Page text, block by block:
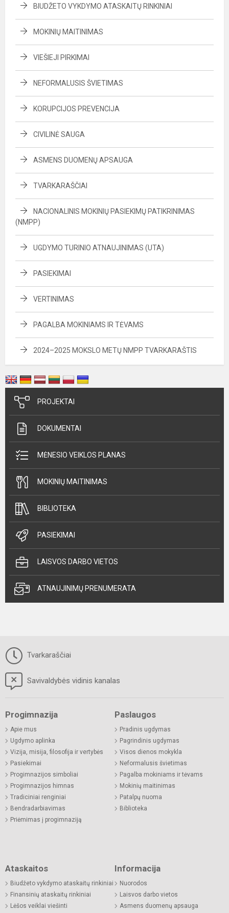
BIUDŽETO VYKDYMO ATASKAITŲ RINKINIAI
MOKINIŲ MAITINIMAS
VIEŠIEJI PIRKIMAI
NEFORMALUSIS ŠVIETIMAS
KORUPCIJOS PREVENCIJA
CIVILINĖ SAUGA
ASMENS DUOMENŲ APSAUGA
TVARKARAŠČIAI
NACIONALINIS MOKINIŲ PASIEKIMŲ PATIKRINIMAS
(NMPP)
UGDYMO TURINIO ATNAUJINIMAS (UTA)
PASIEKIMAI
VERTINIMAS
PAGALBA MOKINIAMS IR TĖVAMS
2024–2025 MOKSLO METŲ NMPP TVARKARAŠTIS
PROJEKTAI
DOKUMENTAI
MĖNESIO VEIKLOS PLANAS
MOKINIŲ MAITINIMAS
BIBLIOTEKA
PASIEKIMAI
LAISVOS DARBO VIETOS
ATNAUJINIMŲ PRENUMERATA
Tvarkaraščiai
Savivaldybės vidinis kanalas
Progimnazija
Apie mus
Ugdymo aplinka
Vizija, misija, filosofija ir vertybės
Pasiekimai
Progimnazijos simboliai
Progimnazijos himnas
Tradiciniai renginiai
Bendradarbiavimas
Priėmimas į progimnaziją
Paslaugos
Pradinis ugdymas
Pagrindinis ugdymas
Visos dienos mokykla
Neformalusis švietimas
Pagalba mokiniams ir tėvams
Mokinių maitinimas
Patalpų nuoma
Biblioteka
Ataskaitos
Biudžeto vykdymo ataskaitų rinkiniai
Finansinių ataskaitų rinkiniai
Lėšos veiklai viešinti
Informacija
Nuorodos
Laisvos darbo vietos
Asmens duomenų apsauga